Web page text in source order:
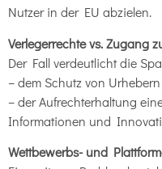
Nutzer in der EU abzielen.
Verlegerrechte vs. Zugang
Der Fall verdeutlicht die
– dem Schutz von
– der Aufrechterhaltung
Informationen und
Wettbewerbs- und